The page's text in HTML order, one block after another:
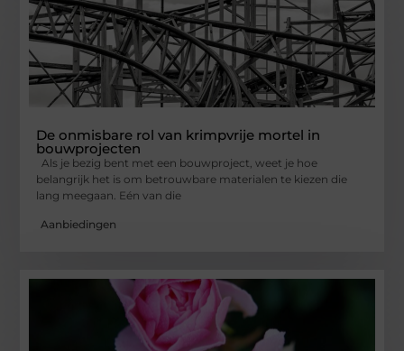
De onmisbare rol van krimpvrije mortel in
bouwprojecten
Als je bezig bent met een bouwproject, weet je hoe
belangrijk het is om betrouwbare materialen te kiezen die
lang meegaan. Eén van die
Aanbiedingen